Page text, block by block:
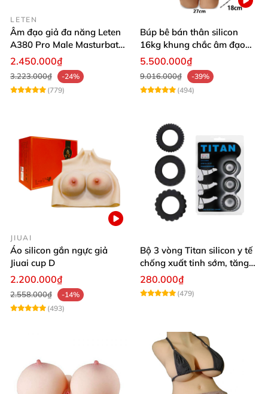
LETEN
Âm đạo giả đa năng Leten
A380 Pro Male Masturbator
Version 3
2.450.000₫
3.223.000₫
-24%
(779)
Búp bê bán thân silicon
16kg khung chắc âm đạo
khít hồng
5.500.000₫
9.016.000₫
-39%
(494)
JIUAI
Áo silicon gắn ngực giả
Jiuai cup D
2.200.000₫
2.558.000₫
-14%
(493)
Bộ 3 vòng Titan silicon y tế
chống xuất tinh sớm, tăng
khoái cảm
280.000₫
(479)